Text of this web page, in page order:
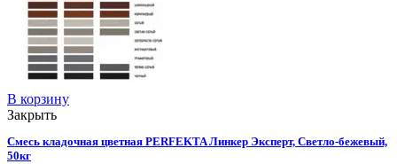
В корзину
Закрыть
Смесь кладочная цветная PERFEKTA Линкер Эксперт, Светло-бежевый,
50кг